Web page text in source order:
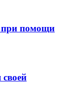
при помощи